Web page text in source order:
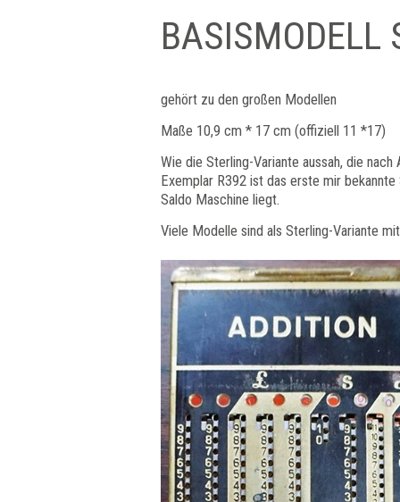
BASISMODELL
gehört zu den großen Modellen
Maße 10,9 cm * 17 cm (offiziell 11 *17)
Wie die Sterling-Variante aussah, die
Exemplar R392 ist das erste mir
Saldo Maschine liegt.
Viele Modelle sind als Sterling-Variante